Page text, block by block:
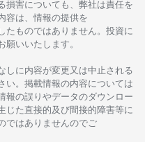
損害についても、 弊社は責任を
容は、 情報の提供を
たものではありません。 投資に
願いいたします。
しに内容が変更又は中止さ れる
い。 掲載情報の内容については
報の誤りやデータのダウンロー
じた直接的及び間接的障害等に
ではありませんのでご